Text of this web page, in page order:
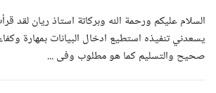
السلام عليكم ورحمة الله وبركاتة استاذ ريان
يسعدني تنفيذه استطيع ادخال البيانات بمهارة
صحيح والتسليم كما هو مطلوب وفى ...